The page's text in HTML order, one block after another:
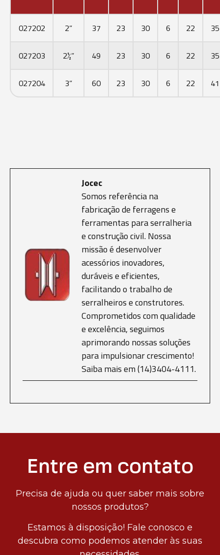
027202 2” 37 23 30 6 22 35
027203 2½” 49 23 30 6 22 35
027204 3” 60 23 30 6 22 41
Jocec
Somos referência na
fabricação de ferragens e
ferramentas para serralheria
e construção civil. Nossa
missão é desenvolver
acessórios inovadores,
duráveis e eficientes,
facilitando o trabalho de
serralheiros e construtores.
Comprometidos com qualidade
e excelência, seguimos
aprimorando nossas soluções
para impulsionar crescimento!
Saiba mais em (14)3404-4111.
Entre em contato
Precisa de ajuda ou quer saber mais sobre
nossos produtos?
Estamos à disposição! Fale conosco e
descubra como podemos atender às suas